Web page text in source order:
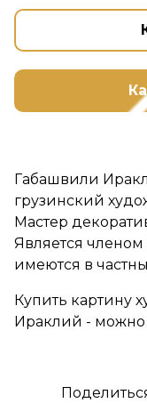
Габашвили
грузинский
Мастер
Является членом
имеются в
Купить картину
Ираклий - можно